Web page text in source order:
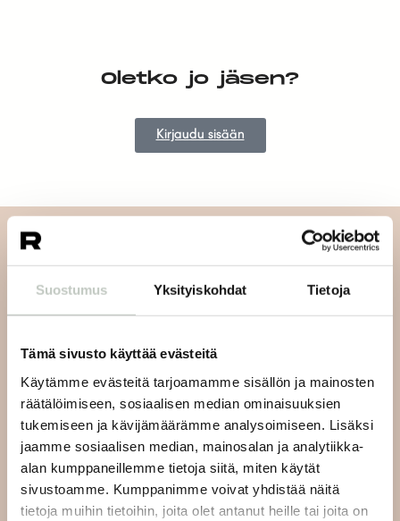
Suostumus Yksityiskohdat Tietoja
Tämä sivusto käyttää evästeitä
Käytämme evästeitä tarjoamamme sisällön ja mainosten
räätälöimiseen, sosiaalisen median ominaisuuksien
tukemiseen ja kävijämäärämme analysoimiseen. Lisäksi
jaamme sosiaalisen median, mainosalan ja analytiikka-
alan kumppaneillemme tietoja siitä, miten käytät
sivustoamme. Kumppanimme voivat yhdistää näitä
tietoja muihin tietoihin, joita olet antanut heille tai joita on
Oletko jo jäsen?
Kirjaudu sisään
Tilaa